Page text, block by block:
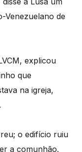
Venezuelano de
explicou
que
na igreja,
o edifício ruiu
a comunhão.